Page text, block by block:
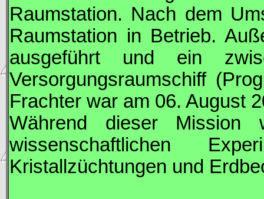
Raumstation. Nach dem
Raumstation in Betrieb.
ausgeführt und ein
Versorgungsraumschiff (
Frachter war am 06. August
Während dieser
wissenschaftlichen
Kristallzüchtungen und